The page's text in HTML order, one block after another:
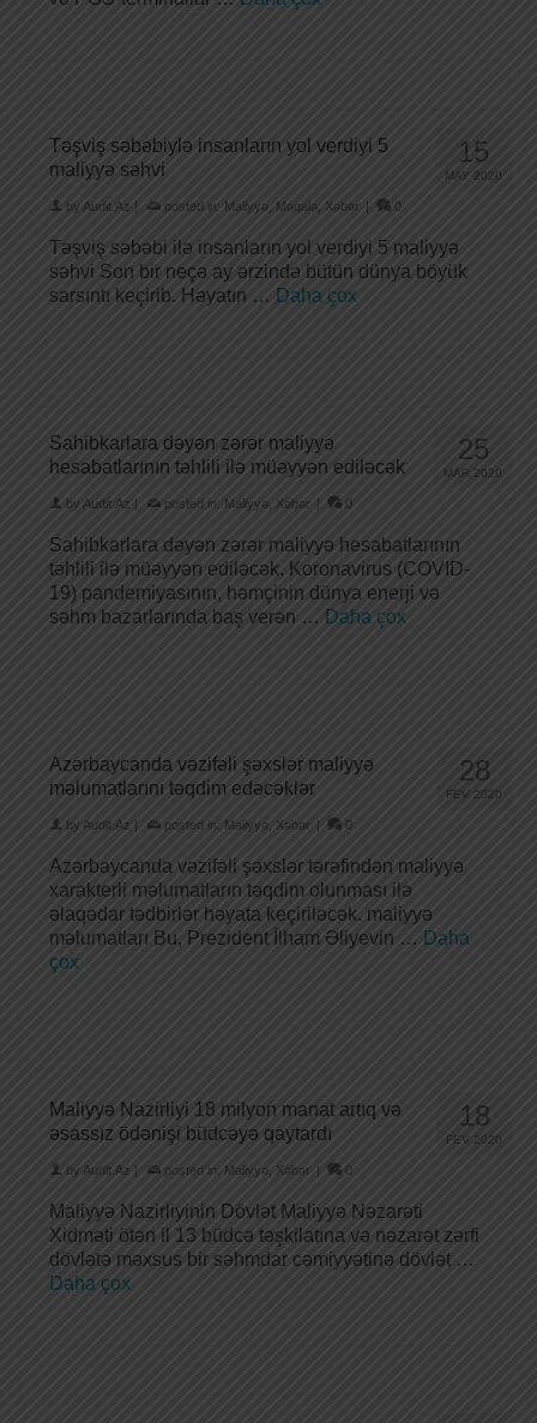
15
MAY 2020
Təşviş səbəbiylə insanların yol verdiyi 5
maliyyə səhvi
by Audit.Az | posted in: Maliyyə Məqalə Xəbər | 0
Təşviş səbəbi ilə insanların yol verdiyi 5 maliyyə
səhvi Son bir neçə ay ərzində bütün dünya böyük
sarsıntı keçirib. Həyatın … Daha çox
25
MAR 2020
Sahibkarlara dəyən zərər maliyyə
hesabatlarının təhlili ilə müəyyən ediləcək
by Audit.Az | posted in: Maliyyə Xəbər | 0
Sahibkarlara dəyən zərər maliyyə hesabatlarının
təhlili ilə müəyyən ediləcək. Koronavirus (COVID-
19) pandemiyasının, həmçinin dünya enerji və
səhm bazarlarında baş verən … Daha çox
28
FEV 2020
Azərbaycanda vəzifəli şəxslər maliyyə
məlumatlarını təqdim edəcəklər
by Audit.Az | posted in: Maliyyə Xəbər | 0
Azərbaycanda vəzifəli şəxslər tərəfindən maliyyə
xarakterli məlumatların təqdim olunması ilə
əlaqədar tədbirlər həyata keçiriləcək. maliyyə
məlumatları Bu, Prezident İlham Əliyevin … Daha
çox
18
FEV 2020
Maliyyə Nazirliyi 18 milyon manat artıq və
əsassız ödənişi büdcəyə qaytardı
by Audit.Az | posted in: Maliyyə Xəbər | 0
Maliyyə Nazirliyinin Dövlət Maliyyə Nəzarəti
Xidməti ötən il 13 büdcə təşkilatına və nəzarət zərfi
dövlətə məxsus bir səhmdar cəmiyyətinə dövlət …
Daha çox